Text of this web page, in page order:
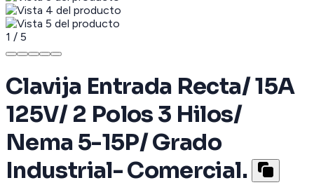
1 / 5
Clavija Entrada Recta/ 15A
125V/ 2 Polos 3 Hilos/
Nema 5-15P/ Grado
Industrial- Comercial.